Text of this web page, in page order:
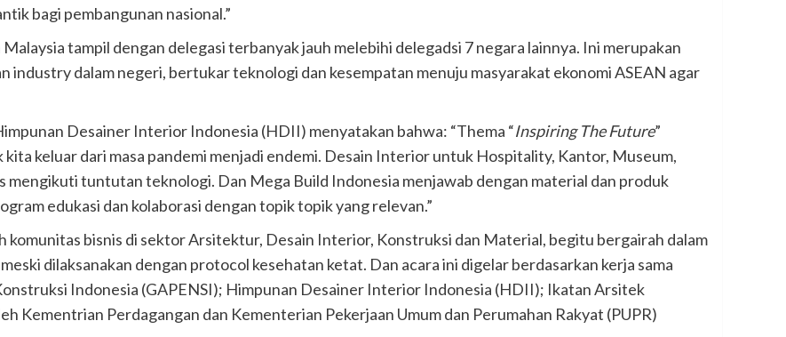
bagi pembangunan nasional.”
tampil dengan delegasi terbanyak jauh melebihi delegadsi 7 negara lainnya. Ini merupakan
industry dalam negeri, bertukar teknologi dan kesempatan menuju masyarakat ekonomi ASEAN agar
Desainer Interior Indonesia (HDII) menyatakan bahwa: “Thema “Inspiring The Future”
keluar dari masa pandemi menjadi endemi. Desain Interior untuk Hospitality, Kantor, Museum,
mengikuti tuntutan teknologi. Dan Mega Build Indonesia menjawab dengan material dan produk
edukasi dan kolaborasi dengan topik topik yang relevan.”
bisnis di sektor Arsitektur, Desain Interior, Konstruksi dan Material, begitu bergairah dalam
dilaksanakan dengan protocol kesehatan ketat. Dan acara ini digelar berdasarkan kerja sama
Indonesia (GAPENSI); Himpunan Desainer Interior Indonesia (HDII); Ikatan Arsitek
Kementrian Perdagangan dan Kementerian Pekerjaan Umum dan Perumahan Rakyat (PUPR)